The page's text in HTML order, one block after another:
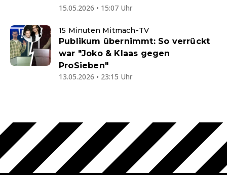
15.05.2026 • 15:07 Uhr
15 Minuten Mitmach-TV
Publikum übernimmt: So verrückt
war "Joko & Klaas gegen
ProSieben"
13.05.2026 • 23:15 Uhr